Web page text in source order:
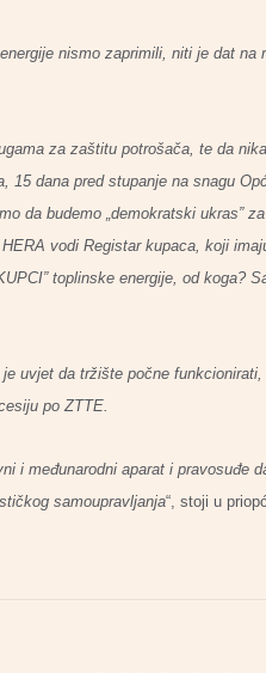
nismo zaprimili, niti je dat na
za zaštitu potrošača, te da
dana pred stupanje na snagu
da budemo „demokratski ukras”
vodi Registar kupaca, koji
toplinske energije, od koga?
je uvjet da tržište počne
po ZTTE.
i međunarodni aparat i pravosuđe
samoupravljanja“, stoji u